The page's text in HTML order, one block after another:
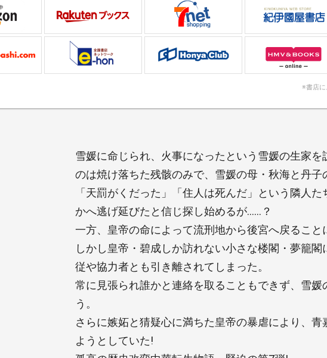
※書店に
雪媛に命じられ、火事になったという雪媛の生家
のは焼け落ちた残骸のみで、雪媛の母・秋海と丹
「天罰がくだった」「住人は死んだ」という隣人
かへ逃げ延びたと信じ探し始めるが……？
一方、皇帝の命によって流刑地から後宮へ戻ること
しかし皇帝・碧成しか訪れない小さな楼閣・夢籠
従や協力者とも引き離されてしまった。
常に見張られ誰かと連絡を取ることもできず、雪
う。
さらに嫉妬と猜疑心に満ちた皇帝の暴虐により、
ようとしていた!